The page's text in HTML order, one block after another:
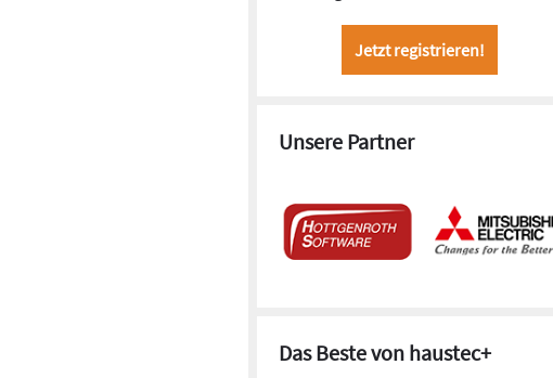
Jetzt registrieren!
Unsere Partner
Das Beste von haustec+